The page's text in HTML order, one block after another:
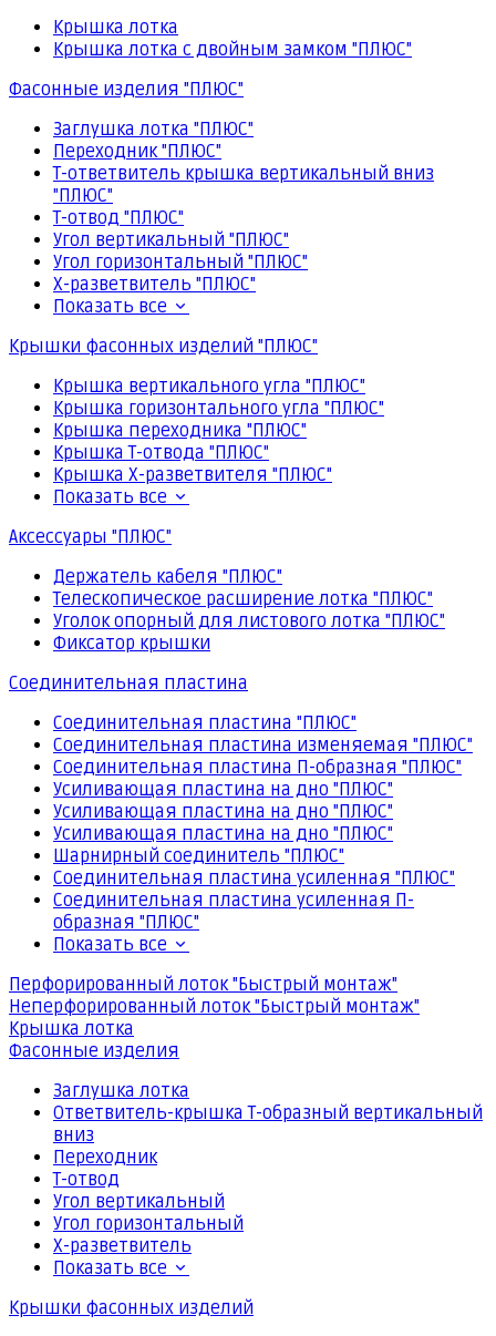
Крышка лотка
Крышка лотка с двойным замком "ПЛЮС"
Фасонные изделия "ПЛЮС"
Заглушка лотка "ПЛЮС"
Переходник "ПЛЮС"
Т-ответвитель крышка вертикальный вниз
"ПЛЮС"
Т-отвод "ПЛЮС"
Угол вертикальный "ПЛЮС"
Угол горизонтальный "ПЛЮС"
Х-разветвитель "ПЛЮС"
Показать все
Крышки фасонных изделий "ПЛЮС"
Крышка вертикального угла "ПЛЮС"
Крышка горизонтального угла "ПЛЮС"
Крышка переходника "ПЛЮС"
Крышка Т-отвода "ПЛЮС"
Крышка Х-разветвителя "ПЛЮС"
Показать все
Аксессуары "ПЛЮС"
Держатель кабеля "ПЛЮС"
Телескопическое расширение лотка "ПЛЮС"
Уголок опорный для листового лотка "ПЛЮС"
Фиксатор крышки
Соединительная пластина
Соединительная пластина "ПЛЮС"
Соединительная пластина изменяемая "ПЛЮС"
Соединительная пластина П-образная "ПЛЮС"
Усиливающая пластина на дно "ПЛЮС"
Усиливающая пластина на дно "ПЛЮС"
Усиливающая пластина на дно "ПЛЮС"
Шарнирный соединитель "ПЛЮС"
Соединительная пластина усиленная "ПЛЮС"
Соединительная пластина усиленная П-
образная "ПЛЮС"
Показать все
Перфорированный лоток "Быстрый монтаж"
Неперфорированный лоток "Быстрый монтаж"
Крышка лотка
Фасонные изделия
Заглушка лотка
Ответвитель-крышка Т-образный вертикальный
вниз
Переходник
Т-отвод
Угол вертикальный
Угол горизонтальный
Х-разветвитель
Показать все
Крышки фасонных изделий